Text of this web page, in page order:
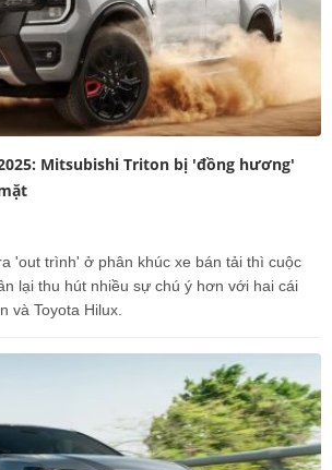
Mitsubishi Triton bị 'đồng hương'
'out trình' ở phân khúc xe bán tải thì cuộc
lại thu hút nhiều sự chú ý hơn với hai cái
và Toyota Hilux.